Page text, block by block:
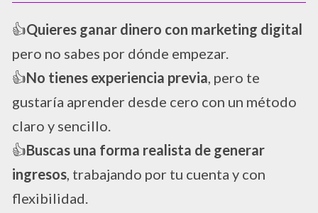
​👍Quieres ganar dinero con marketing digital
pero no sabes por dónde empezar.
​👍No tienes experiencia previa, pero te
gustaría aprender desde cero con un método
claro y sencillo.
​👍Buscas una forma realista de generar
ingresos, trabajando por tu cuenta y con
flexibilidad.